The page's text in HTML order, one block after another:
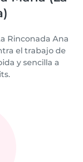
Rinconada Ana
el trabajo de
y sencilla a